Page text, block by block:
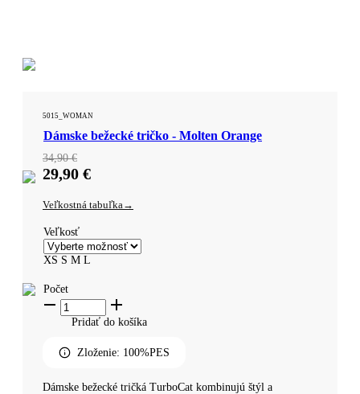
5015_WOMAN
Dámske bežecké tričko - Molten Orange
34,90€
29,90 €
Veľkostná tabuľka
Veľkosť
XS S M L
Počet
Pridať do košíka ​
Zloženie: 100%PES
Dámske bežecké tričká TurboCat kombinujú štýl a